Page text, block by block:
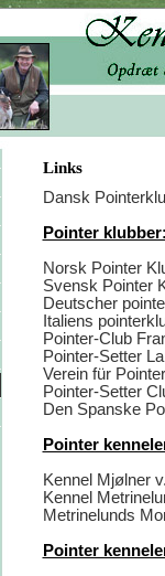
Links
Dansk
Pointer
Norsk Pointer
Svensk Pointer
Deutscher
Italiens
Pointer-Club
Pointer-Setter
Verein für
Pointer-Setter
Den Spanske
Pointer
Kennel Mjølner
Kennel
Metrinelunds
Pointer